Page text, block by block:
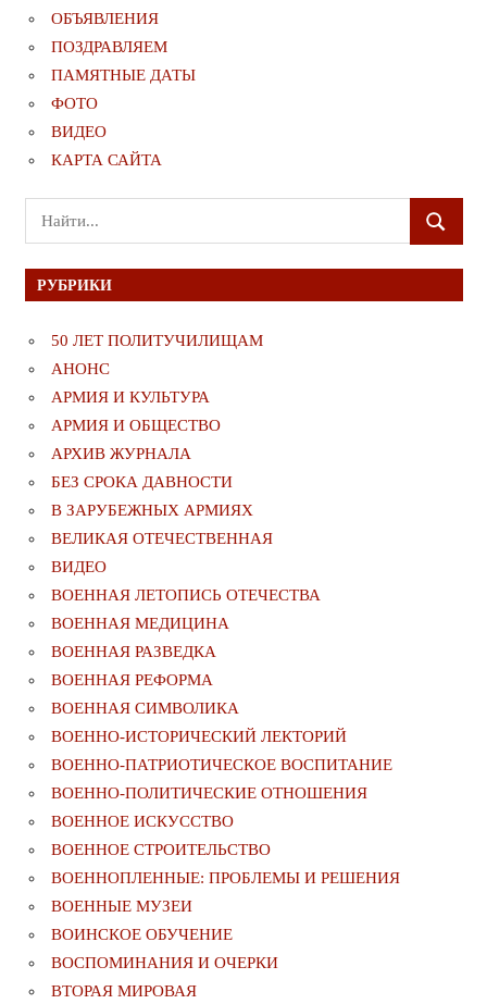
ОБЪЯВЛЕНИЯ
ПОЗДРАВЛЯЕМ
ПАМЯТНЫЕ ДАТЫ
ФОТО
ВИДЕО
КАРТА САЙТА
Поиск
для:
ПОИСК
РУБРИКИ
50 ЛЕТ ПОЛИТУЧИЛИЩАМ
АНОНС
АРМИЯ И КУЛЬТУРА
АРМИЯ И ОБЩЕСТВО
АРХИВ ЖУРНАЛА
БЕЗ СРОКА ДАВНОСТИ
В ЗАРУБЕЖНЫХ АРМИЯХ
ВЕЛИКАЯ ОТЕЧЕСТВЕННАЯ
ВИДЕО
ВОЕННАЯ ЛЕТОПИСЬ ОТЕЧЕСТВА
ВОЕННАЯ МЕДИЦИНА
ВОЕННАЯ РАЗВЕДКА
ВОЕННАЯ РЕФОРМА
ВОЕННАЯ СИМВОЛИКА
ВОЕННО-ИСТОРИЧЕСКИЙ ЛЕКТОРИЙ
ВОЕННО-ПАТРИОТИЧЕСКОЕ ВОСПИТАНИЕ
ВОЕННО-ПОЛИТИЧЕСКИE ОТНОШЕНИЯ
ВОЕННОЕ ИСКУССТВО
ВОЕННОЕ СТРОИТЕЛЬСТВО
ВОЕННОПЛЕННЫЕ: ПРОБЛЕМЫ И РЕШЕНИЯ
ВОЕННЫЕ МУЗЕИ
ВОИНСКОЕ ОБУЧЕНИЕ
ВОСПОМИНАНИЯ И ОЧЕРКИ
ВТОРАЯ МИРОВАЯ